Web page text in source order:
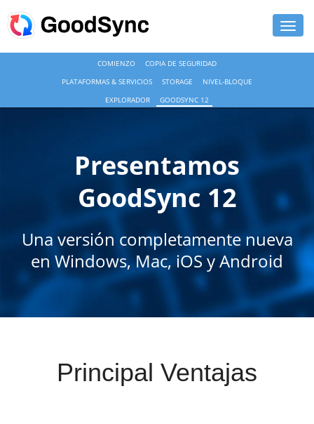
COMPRAR AHORA
MI CUENTA
COMIENZO
COPIA DE SEGURIDAD
PLATAFORMAS & SERVICIOS
STORAGE
NIVEL-BLOQUE
EXPLORADOR
GOODSYNC 12
Presentamos
GoodSync 12
Una versión completamente nueva
en Windows, Mac, iOS y Android
Principal Ventajas